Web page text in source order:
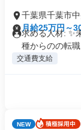
千葉県千葉市
月給25万円～
求める人材: ✨
種からのの転職
交通費支給
NEW